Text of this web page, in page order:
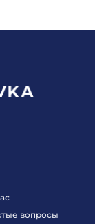
вопросы